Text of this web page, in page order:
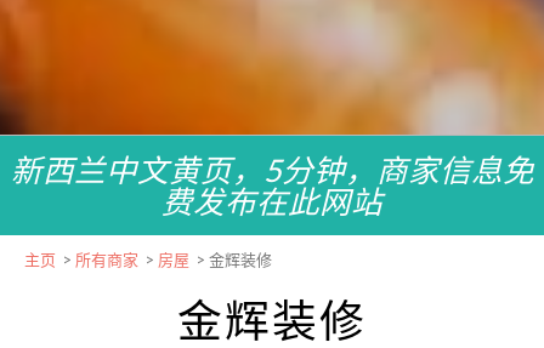
新西兰中文黄页，5分钟，商家信息免
费发布在此网站
主页 > 所有商家 > 房屋 > 金辉装修
金辉装修